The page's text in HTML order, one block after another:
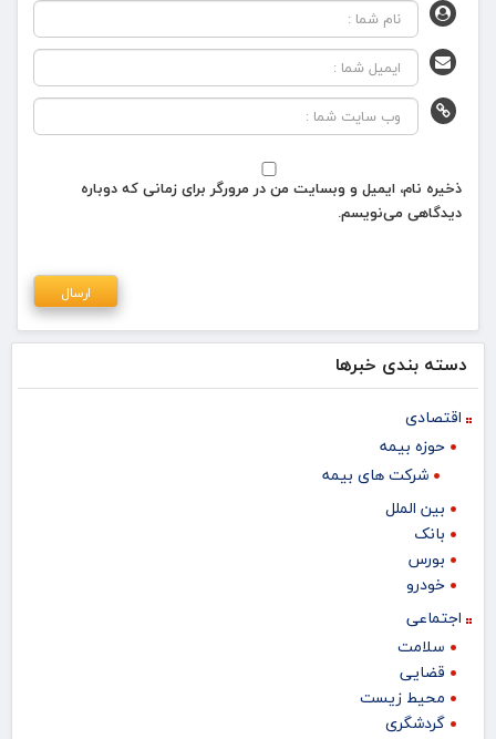
ذخیره نام، ایمیل و وبسایت من در مرورگر برای زمانی که دوباره
دیدگاهی می‌نویسم.
دسته بندی خبرها
اقتصادی
حوزه بیمه
شرکت های بیمه
بین الملل
بانک
بورس
خودرو
اجتماعی
سلامت
قضایی
محیط زیست
گردشگری